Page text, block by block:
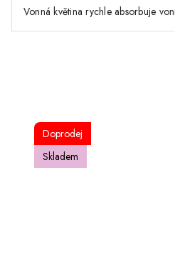
Vonná květina rychle absorbuje
Doprodej
Skladem